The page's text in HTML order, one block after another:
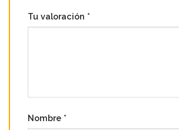
Tu valoración *
Nombre *